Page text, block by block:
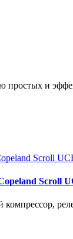
простых и
Scroll